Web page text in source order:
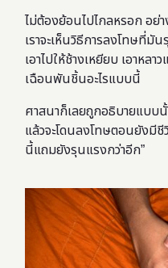
ไม่ต้องย้อนไปไกลหรอก อย่
เราจะเห็นวิธีการลงโทษที่มั
เอาไปให้ช้างเหยียบ เอาหล
เฉือนพันชิ้นอะไรแบบนี้
ศาสนาก็เลยถูกอธิบายแบบ
แล้วจะโดนลงโทษตอนยังมี
นี้แถมยังรุนแรงกว่าอีก”